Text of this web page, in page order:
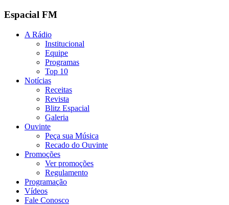
Espacial FM
A Rádio
Institucional
Equipe
Programas
Top 10
Notícias
Receitas
Revista
Blitz Espacial
Galeria
Ouvinte
Peça sua Música
Recado do Ouvinte
Promoções
Ver promoções
Regulamento
Programação
Vídeos
Fale Conosco